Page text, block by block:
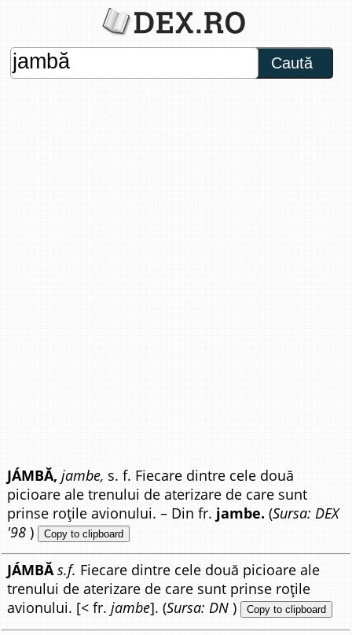
Caută
JÁMBĂ, jambe, s. f. Fiecare dintre cele două
picioare ale trenului de aterizare de care sunt
prinse roțile avionului. – Din fr. jambe. (Sursa: DEX
'98 ) Copy to clipboard
JÁMBĂ s.f. Fiecare dintre cele două picioare ale
trenului de aterizare de care sunt prinse roțile
avionului. [< fr.jambe]. (Sursa: DN ) Copy to clipboard